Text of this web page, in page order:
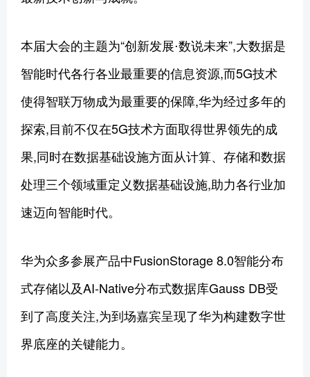
本届大会的主题为“创新发展⋅数说未来”,大数据是
智能时代各行各业最重要的信息资源,而5G技术
使得智联万物成为最重要的保障,华为经过多年的
探索,目前不仅在5G技术方面取得世界领先的成
果,同时在数据基础设施方面从计算、存储和数据
处理三个领域重定义数据基础设施,助力各行业加
速迈向智能时代。
华为众多参展产品中FusionStorage 8.0智能分布
式存储以及AI-Native分布式数据库Gauss DB受
到了高度关注,为到场嘉宾呈现了华为构建数字世
界底座的关键能力。